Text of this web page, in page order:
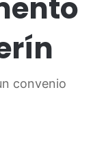
convenio